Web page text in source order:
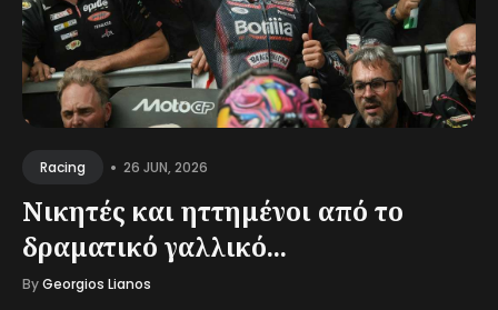
Racing • 26 JUN, 2026
Νικητές και ηττημένοι από το
δραματικό γαλλικό...
ByGeorgios Lianos